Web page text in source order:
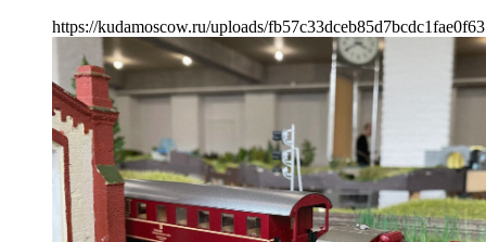
https://kudamoscow.ru/uploads/